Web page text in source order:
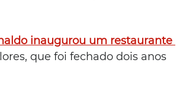
inaugurou um restaurante
que foi fechado dois anos